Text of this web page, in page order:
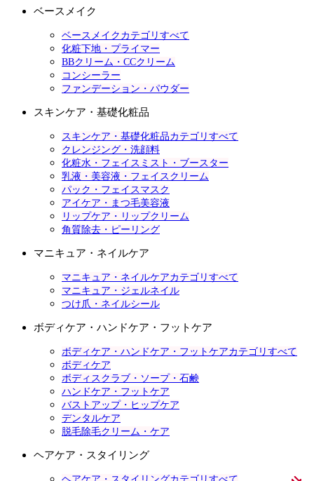
ベースメイク
ベースメイクカテゴリすべて
化粧下地・プライマー
BBクリーム・CCクリーム
コンシーラー
ファンデーション・パウダー
スキンケア・基礎化粧品
スキンケア・基礎化粧品カテゴリすべて
クレンジング・洗顔料
化粧水・フェイスミスト・ブースター
乳液・美容液・フェイスクリーム
パック・フェイスマスク
アイケア・まつ毛美容液
リップケア・リップクリーム
角質除去・ピーリング
マニキュア・ネイルケア
マニキュア・ネイルケアカテゴリすべて
マニキュア・ジェルネイル
つけ爪・ネイルシール
ボディケア・ハンドケア・フットケア
ボディケア・ハンドケア・フットケアカテゴリすべて
ボディケア
ボディスクラブ・ソープ・石鹸
ハンドケア・フットケア
バストアップ・ヒップケア
デンタルケア
脱毛除毛クリーム・ケア
ヘアケア・スタイリング